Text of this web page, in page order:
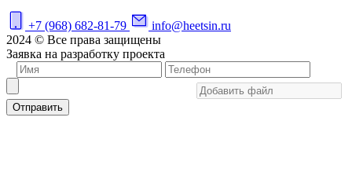
+7 (968) 682-81-79
info@heetsin.ru
2024 © Все права защищены
Заявка на разработку проекта
Отправить